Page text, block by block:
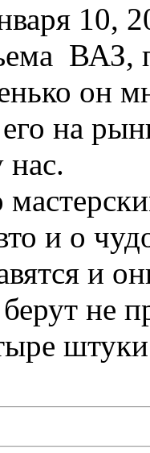
10,
ВАЗ,
он
на
нас.
и о
и
не